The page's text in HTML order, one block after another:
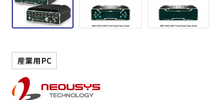
サービス
サポート
産業用PC